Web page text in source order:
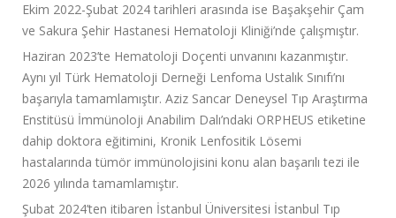
Ekim 2022-Şubat 2024 tarihleri arasında ise Başakşehir Çam
ve Sakura Şehir Hastanesi Hematoloji Kliniği’nde çalışmıştır.
Haziran 2023’te Hematoloji Doçenti unvanını kazanmıştır.
Aynı yıl Türk Hematoloji Derneği Lenfoma Ustalık Sınıfı’nı
başarıyla tamamlamıştır. Aziz Sancar Deneysel Tıp Araştırma
Enstitüsü İmmünoloji Anabilim Dalı’ndaki ORPHEUS etiketine
dahip doktora eğitimini, Kronik Lenfositik Lösemi
hastalarında tümör immünolojisini konu alan başarılı tezi ile
2026 yılında tamamlamıştır.
Şubat 2024’ten itibaren İstanbul Üniversitesi İstanbul Tıp